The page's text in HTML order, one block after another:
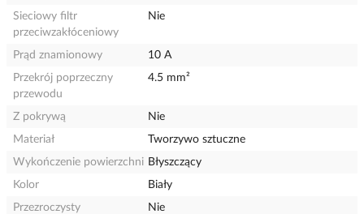
Sieciowy filtr
przeciwzakłóceniowy
Nie
Prąd znamionowy
10 A
Przekrój poprzeczny
przewodu
4.5 mm²
Z pokrywą
Nie
Materiał
Tworzywo sztuczne
Wykończenie powierzchni Błyszczący
Kolor
Biały
Przezroczysty
Nie